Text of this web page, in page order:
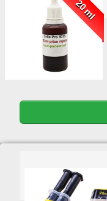
20 ml